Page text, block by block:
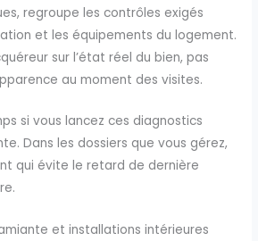
regroupe les contrôles exigés
et les équipements du logement.
sur l’état réel du bien, pas
au moment des visites.
si vous lancez ces diagnostics
Dans les dossiers que vous gérez,
qui évite le retard de dernière
et installations intérieures